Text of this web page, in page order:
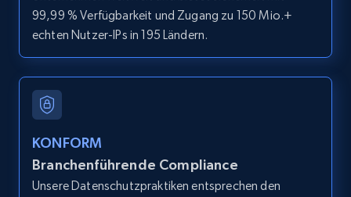
URL, ID, User id, Use url, Title, Headline, Post
text, Date posted, and more.
11.3K+
99,99 % Verfügbarkeit und Zugang zu 150 Mio.+
echten Nutzer-IPs in 195 Ländern.
KONFORM
Branchenführende Compliance
Unsere Datenschutzpraktiken entsprechen den